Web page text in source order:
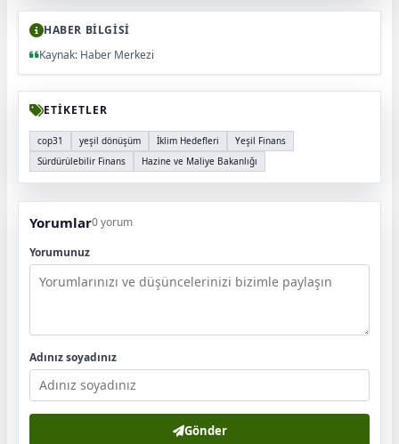
HABER BİLGİSİ
Kaynak: Haber Merkezi
ETİKETLER
cop31 yeşil dönüşüm İklim Hedefleri
Yeşil Finans
Sürdürülebilir Finans
Hazine ve Maliye Bakanlığı
Yorumlar0 yorum
Yorumunuz
Adınız soyadınız
Gönder